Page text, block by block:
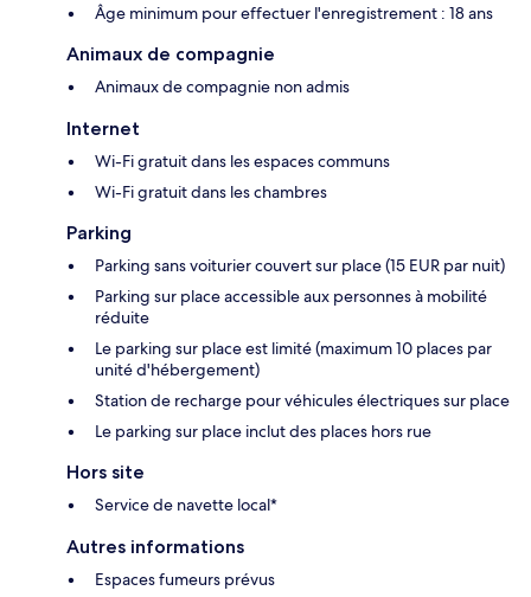
Âge minimum pour effectuer l'enregistrement : 18 ans
Animaux de compagnie
Animaux de compagnie non admis
Internet
Wi-Fi gratuit dans les espaces communs
Wi-Fi gratuit dans les chambres
Parking
Parking sans voiturier couvert sur place (15 EUR par nuit)
Parking sur place accessible aux personnes à mobilité
réduite
Le parking sur place est limité (maximum 10 places par
unité d'hébergement)
Station de recharge pour véhicules électriques sur place
Le parking sur place inclut des places hors rue
Hors site
Service de navette local*
Autres informations
Espaces fumeurs prévus